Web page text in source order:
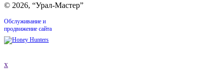
© 2026, “Урал-Мастер”
Обслуживание и
продвижение сайта
x